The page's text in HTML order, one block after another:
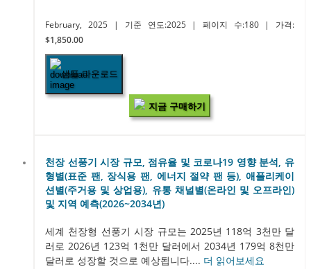
February, 2025 | 기준 연도:2025 | 페이지 수:180
| 가격:
$1,850.00
샘플 다운로드
지금 구매하기
천장 선풍기 시장 규모, 점유율 및 코로나19 영향 분석, 유
형별(표준 팬, 장식용 팬, 에너지 절약 팬 등), 애플리케이
션별(주거용 및 상업용), 유통 채널별(온라인 및 오프라인)
및 지역 예측(2026~2034년)
세계 천장형 선풍기 시장 규모는 2025년 118억 3천만 달
러로 2026년 123억 1천만 달러에서 2034년 179억 8천만
달러로 성장할 것으로 예상됩니다.... 더 읽어보세요